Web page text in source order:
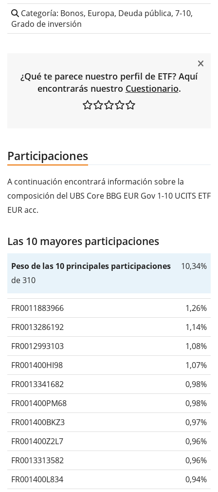
Categoría: Bonos, Europa, Deuda pública, 7-10,
Grado de inversión
¿Qué te parece nuestro perfil de ETF? Aquí
encontrarás nuestro Cuestionario.
Participaciones
A continuación encontrará información sobre la
composición del UBS Core BBG EUR Gov 1-10 UCITS ETF
EUR acc.
Las 10 mayores participaciones
Peso de las 10 principales participaciones
de 310
10,34%
FR0011883966
1,26%
FR0013286192
1,14%
FR0012993103
1,08%
FR001400HI98
1,07%
FR0013341682
0,98%
FR001400PM68
0,98%
FR001400BKZ3
0,97%
FR001400Z2L7
0,96%
FR0013313582
0,96%
FR001400L834
0,94%